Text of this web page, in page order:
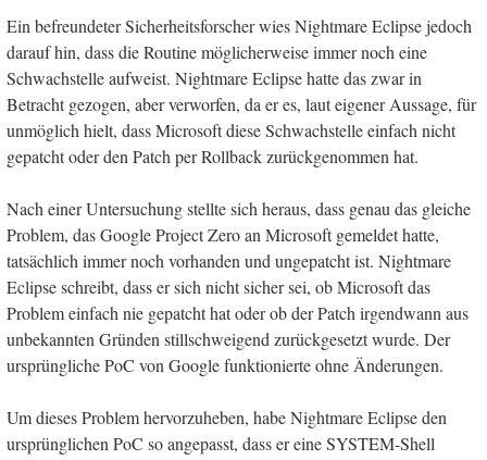
Ein befreundeter Sicherheitsforscher wies Nightmare Eclipse jedoch
darauf hin, dass die Routine möglicherweise immer noch eine
Schwachstelle aufweist. Nightmare Eclipse hatte das zwar in
Betracht gezogen, aber verworfen, da er es, laut eigener Aussage, für
unmöglich hielt, dass Microsoft diese Schwachstelle einfach nicht
gepatcht oder den Patch per Rollback zurückgenommen hat.
Nach einer Untersuchung stellte sich heraus, dass genau das gleiche
Problem, das Google Project Zero an Microsoft gemeldet hatte,
tatsächlich immer noch vorhanden und ungepatcht ist. Nightmare
Eclipse schreibt, dass er sich nicht sicher sei, ob Microsoft das
Problem einfach nie gepatcht hat oder ob der Patch irgendwann aus
unbekannten Gründen stillschweigend zurückgesetzt wurde. Der
ursprüngliche PoC von Google funktionierte ohne Änderungen.
Um dieses Problem hervorzuheben, habe Nightmare Eclipse den
ursprünglichen PoC so angepasst, dass er eine SYSTEM-Shell